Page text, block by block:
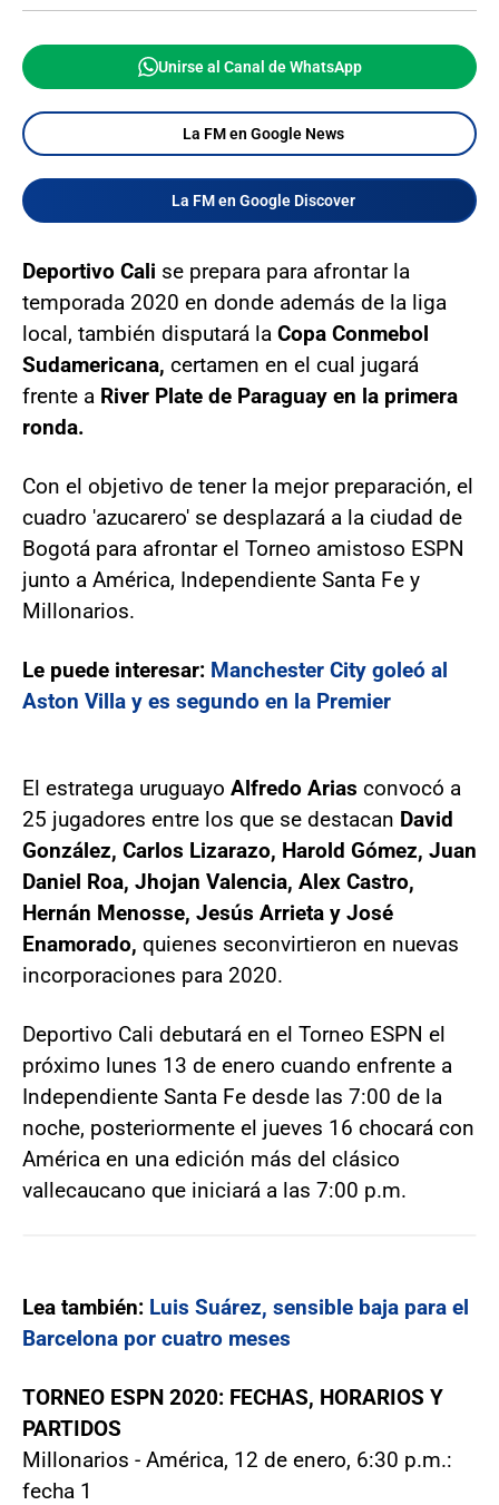
Unirse al Canal de WhatsApp
La FM en Google News
La FM en Google Discover
Deportivo Cali se prepara para afrontar la
temporada 2020 en donde además de la liga
local, también disputará la Copa Conmebol
Sudamericana, certamen en el cual jugará
frente a River Plate de Paraguay en la primera
ronda.
Con el objetivo de tener la mejor preparación, el
cuadro 'azucarero' se desplazará a la ciudad de
Bogotá para afrontar el Torneo amistoso ESPN
junto a América, Independiente Santa Fe y
Millonarios.
Le puede interesar: Manchester City goleó al
Aston Villa y es segundo en la Premier
El estratega uruguayo Alfredo Arias convocó a
25 jugadores entre los que se destacan David
González, Carlos Lizarazo, Harold Gómez, Juan
Daniel Roa, Jhojan Valencia, Alex Castro,
Hernán Menosse, Jesús Arrieta y José
Enamorado, quienes seconvirtieron en nuevas
incorporaciones para 2020.
Deportivo Cali debutará en el Torneo ESPN el
próximo lunes 13 de enero cuando enfrente a
Independiente Santa Fe desde las 7:00 de la
noche, posteriormente el jueves 16 chocará con
América en una edición más del clásico
vallecaucano que iniciará a las 7:00 p.m.
Lea también: Luis Suárez, sensible baja para el
Barcelona por cuatro meses
TORNEO ESPN 2020: FECHAS, HORARIOS Y
PARTIDOS
Millonarios - América, 12 de enero, 6:30 p.m.:
fecha 1